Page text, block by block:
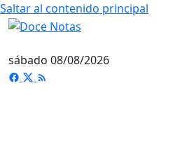
Saltar al contenido principal
sábado 08/08/2026